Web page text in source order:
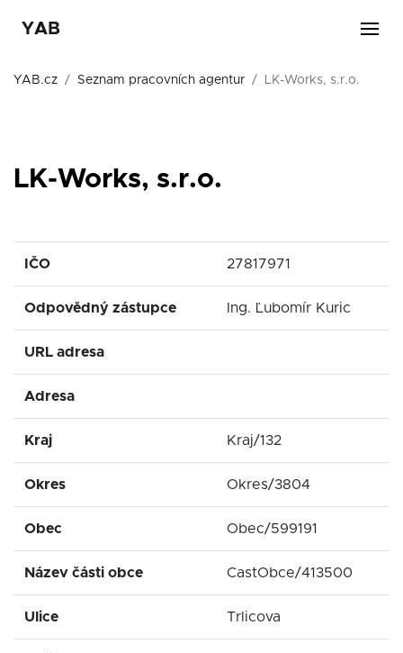
YAB
YAB.cz Seznam pracovních agentur LK-Works, s.r.o.
LK-Works, s.r.o.
IČO 27817971
Odpovědný zástupce Ing. Ľubomír Kuric
URL adresa
Adresa
Kraj Kraj/132
Okres Okres/3804
Obec Obec/599191
Název části obce CastObce/413500
Ulice Trlicova